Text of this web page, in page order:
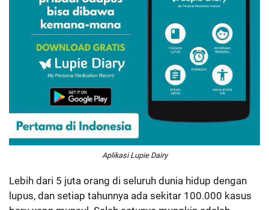
Aplikasi Lupie Dairy
Lebih dari 5 juta orang di seluruh dunia hidup dengan
lupus, dan setiap tahunnya ada sekitar 100.000 kasus